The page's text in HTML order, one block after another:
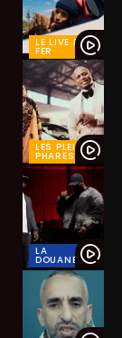
LE LIVE DU
FER
LES PLEINS
PHARES
LA
DOUANE